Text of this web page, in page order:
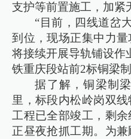
支护等前置施工，加紧
“目前，四线道岔
到位，现场正集中力
将接续开展导轨铺设作
铁重庆段站前2标铜梁
据了解，铜梁制
里，标段内松岭岗双
工程已全部竣工，剩
正昼夜抢抓工期。为兼